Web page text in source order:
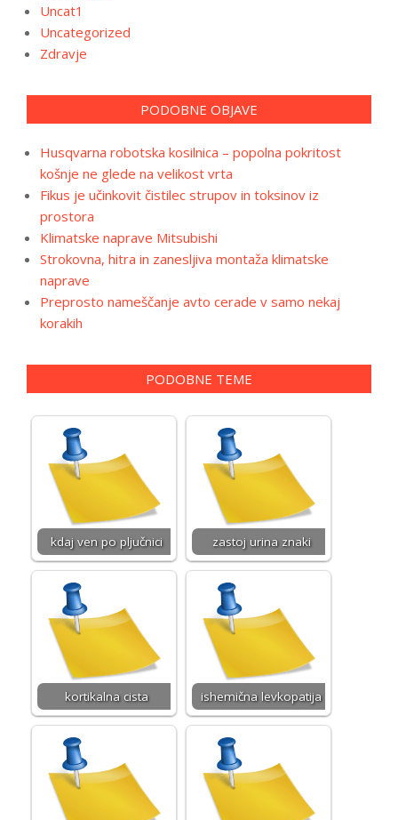
Uncat1
Uncategorized
Zdravje
PODOBNE OBJAVE
Husqvarna robotska kosilnica – popolna pokritost
košnje ne glede na velikost vrta
Fikus je učinkovit čistilec strupov in toksinov iz
prostora
Klimatske naprave Mitsubishi
Strokovna, hitra in zanesljiva montaža klimatske
naprave
Preprosto nameščanje avto cerade v samo nekaj
korakih
PODOBNE TEME
kdaj ven po pljučnici zastoj urina znaki
kortikalna cista ishemična levkopatija